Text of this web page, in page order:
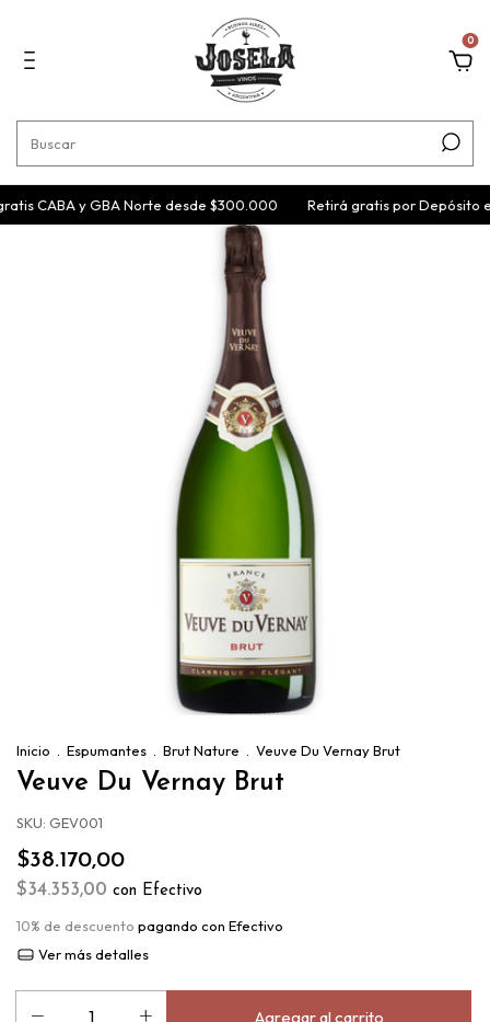
0
CABA y GBA Norte desde $300.000 Retirá gratis por Depósito
Inicio Espumantes Brut Nature Veuve Du Vernay Brut
Veuve Du Vernay Brut
SKU: GEV001
$38.170,00
$34.353,00 con Efectivo
10% de descuento pagando con Efectivo
Ver más detalles